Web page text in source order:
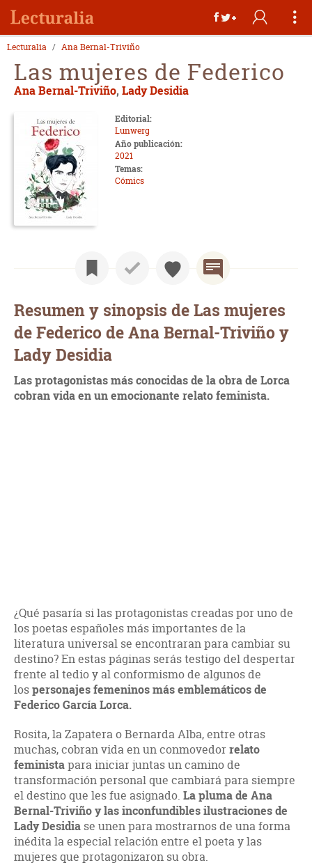
Lecturalia Ana Bernal-Triviño
Las mujeres de Federico
Ana Bernal-Triviño, Lady Desidia
Editorial:
Lunwerg
Año publicación:
2021
Temas:
Cómics
Resumen y sinopsis de Las mujeres
de Federico de Ana Bernal-Triviño y
Lady Desidia
Las protagonistas más conocidas de la obra de Lorca
cobran vida en un emocionante relato feminista.
¿Qué pasaría si las protagonistas creadas por uno de
los poetas españoles más importantes de la
literatura universal se encontraran para cambiar su
destino? En estas páginas serás testigo del despertar
frente al tedio y al conformismo de algunos de
lospersonajes femeninos más emblemáticos de
Federico García Lorca.
Rosita, la Zapatera o Bernarda Alba, entre otras
muchas, cobran vida en un conmovedor relato
feministapara iniciar juntas un camino de
transformación personal que cambiará para siempre
el destino que les fue asignado. La pluma de Ana
Bernal-Triviño y las inconfundibles ilustraciones de
Lady Desidia se unen para mostrarnos de una forma
inédita la especial relación entre el poeta y las
mujeres que protagonizaron su obra.